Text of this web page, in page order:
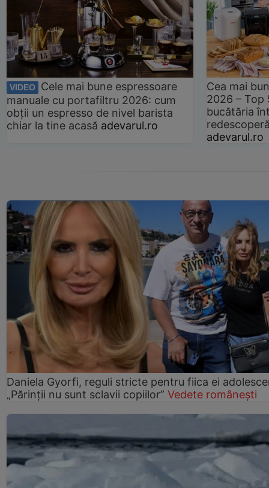
VIDEO
Cele mai bune espressoare
manuale cu portafiltru 2026: cum
obții un espresso de nivel barista
chiar la tine acasă adevarul.ro
Cea mai
2026 –
bucătăria
adevarul.ro
Daniela Gyorfi, reguli stricte pentru fiica ei
„Părinții nu sunt sclavii copiilor” Vedete românești